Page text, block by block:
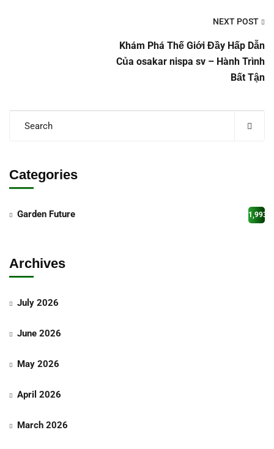
NEXT POST
Khám Phá Thế Giới Đầy Hấp Dẫn
Của osakar nispa sv – Hành Trình
Bất Tận
Categories
Garden Future 1,993
Archives
July 2026
June 2026
May 2026
April 2026
March 2026